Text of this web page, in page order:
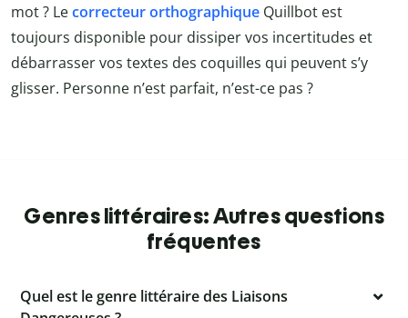
mot ? Lecorrecteur orthographique Quillbot est
toujours disponible pour dissiper vos incertitudes et
débarrasser vos textes des coquilles qui peuvent s’y
glisser. Personne n’est parfait, n’est-ce pas ?
Genres littéraires: Autres questions
fréquentes
Quel est le genre littéraire des Liaisons